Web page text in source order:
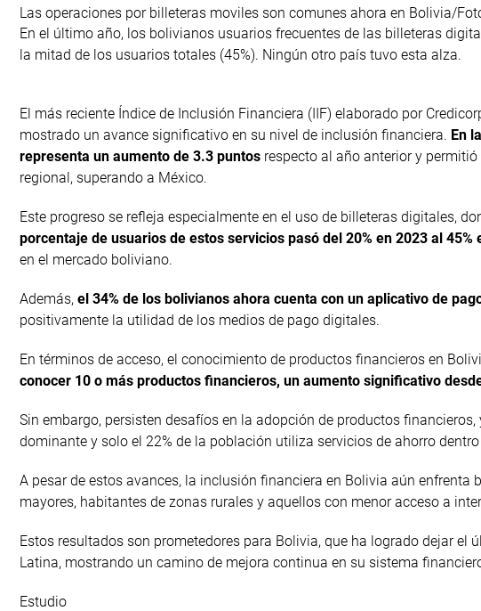
Las operaciones por billeteras moviles son comunes ahora en Bolivia/
En el último año, los bolivianos usuarios frecuentes de las billeteras
la mitad de los usuarios totales (45%). Ningún otro país tuvo esta alza.
El más reciente Índice de Inclusión Financiera (IIF) elaborado por
mostrado un avance significativo en su nivel de inclusión financiera. En
representa un aumento de 3.3 puntos respecto al año anterior y
regional, superando a México.
Este progreso se refleja especialmente en el uso de billeteras digitales,
porcentaje de usuarios de estos servicios pasó del 20% en 2023 al 45%
en el mercado boliviano.
Además, el 34% de los bolivianos ahora cuenta con un aplicativo de
positivamente la utilidad de los medios de pago digitales.
En términos de acceso, el conocimiento de productos financieros en
conocer 10 o más productos financieros, un aumento significativo
Sin embargo, persisten desafíos en la adopción de productos
dominante y solo el 22% de la población utiliza servicios de ahorro
A pesar de estos avances, la inclusión financiera en Bolivia aún
mayores, habitantes de zonas rurales y aquellos con menor acceso a
Estos resultados son prometedores para Bolivia, que ha logrado dejar
Latina, mostrando un camino de mejora continua en su sistema
Estudio